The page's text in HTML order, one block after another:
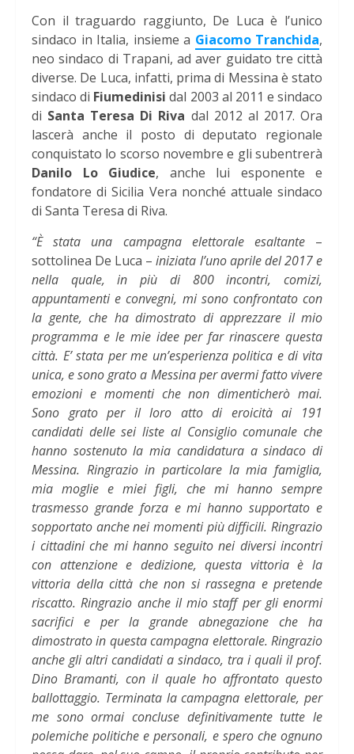
Con il traguardo raggiunto, De Luca è l’unico
sindaco in Italia, insieme a Giacomo Tranchida,
neo sindaco di Trapani, ad aver guidato tre città
diverse. De Luca, infatti, prima di Messina è stato
sindaco di Fiumedinisi dal 2003 al 2011 e sindaco
di Santa Teresa Di Riva dal 2012 al 2017. Ora
lascerà anche il posto di deputato regionale
conquistato lo scorso novembre e gli subentrerà
Danilo Lo Giudice, anche lui esponente e
fondatore di Sicilia Vera nonché attuale sindaco
di Santa Teresa di Riva.
“È stata una campagna elettorale esaltante–
sottolinea De Luca – iniziata l’uno aprile del 2017 e
nella quale, in più di 800 incontri, comizi,
appuntamenti e convegni, mi sono confrontato con
la gente, che ha dimostrato di apprezzare il mio
programma e le mie idee per far rinascere questa
città. E’ stata per me un’esperienza politica e di vita
unica, e sono grato a Messina per avermi fatto vivere
emozioni e momenti che non dimenticherò mai.
Sono grato per il loro atto di eroicità ai 191
candidati delle sei liste al Consiglio comunale che
hanno sostenuto la mia candidatura a sindaco di
Messina. Ringrazio in particolare la mia famiglia,
mia moglie e miei figli, che mi hanno sempre
trasmesso grande forza e mi hanno supportato e
sopportato anche nei momenti più difficili. Ringrazio
i cittadini che mi hanno seguito nei diversi incontri
con attenzione e dedizione, questa vittoria è la
vittoria della città che non si rassegna e pretende
riscatto. Ringrazio anche il mio staff per gli enormi
sacrifici e per la grande abnegazione che ha
dimostrato in questa campagna elettorale. Ringrazio
anche gli altri candidati a sindaco, tra i quali il prof.
Dino Bramanti, con il quale ho affrontato questo
ballottaggio. Terminata la campagna elettorale, per
me sono ormai concluse definitivamente tutte le
polemiche politiche e personali, e spero che ognuno